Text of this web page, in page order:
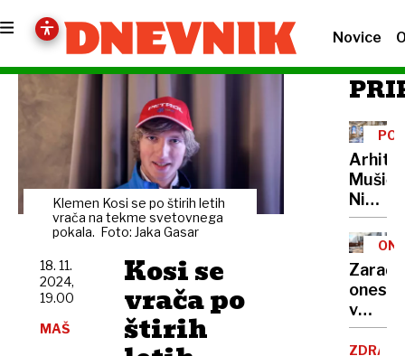
Novice
Klemen Kosi se po štirih letih
vrača na tekme svetovnega
pokala. Foto: Jaka Gasar
Kosi se
vrača po
štirih
18. 11.
2024,
19.00
MAŠ
Mušič:
Nikoli
nisem
da je
to v
moji
Zaradi
v
delu